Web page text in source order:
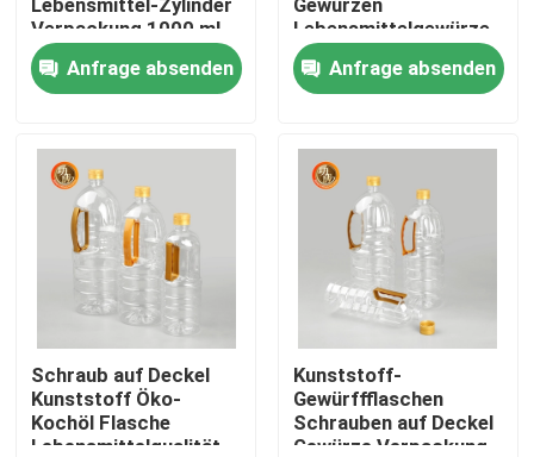
Über uns
Fabrik Tour
Qualitätskontrolle
Kontakt
Nachrichten
Plastiktablettenfläschchen
Lebensmittel-Zylinder
Verpackung 1000 ml-
1800 ml Kapazität
Anfrage absenden
Gewürzen
Lebensmittelgewürze
Verpackung 1800 ml
Kapazität
Anfrage absenden
Schraub auf Deckel
Kunststoff Öko-
Kochöl Flasche
Lebensmittelqualität
Kunststoff-
Gewürffflaschen
Schrauben auf Deckel
Gewürze Verpackung